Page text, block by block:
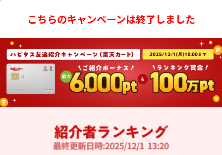
こちらのキャンペーンは終了しました